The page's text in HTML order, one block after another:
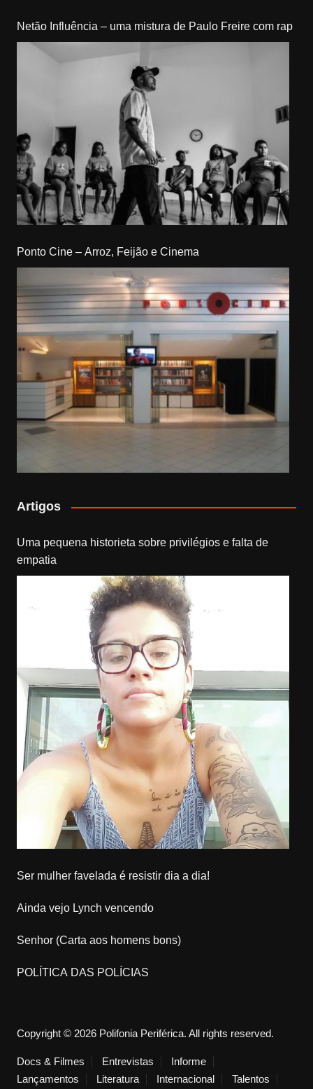
Netão Influência – uma mistura de Paulo Freire com rap
Ponto Cine – Arroz, Feijão e Cinema
Artigos
Uma pequena historieta sobre privilégios e falta de
empatia
Ser mulher favelada é resistir dia a dia!
Ainda vejo Lynch vencendo
Senhor (Carta aos homens bons)
POLÍTICA DAS POLÍCIAS
Copyright © 2026 Polifonia Periférica. All rights reserved.
Docs & Filmes Entrevistas
Informe
Lançamentos
Literatura Internacional Talentos